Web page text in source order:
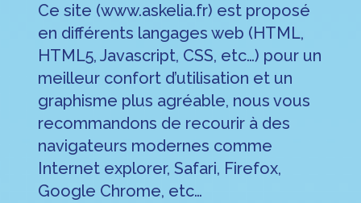
Ce site (www.askelia.fr) est proposé
en différents langages web (HTML,
HTML5, Javascript, CSS, etc…) pour un
meilleur confort d’utilisation et un
graphisme plus agréable, nous vous
recommandons de recourir à des
navigateurs modernes comme
Internet explorer, Safari, Firefox,
Google Chrome, etc…